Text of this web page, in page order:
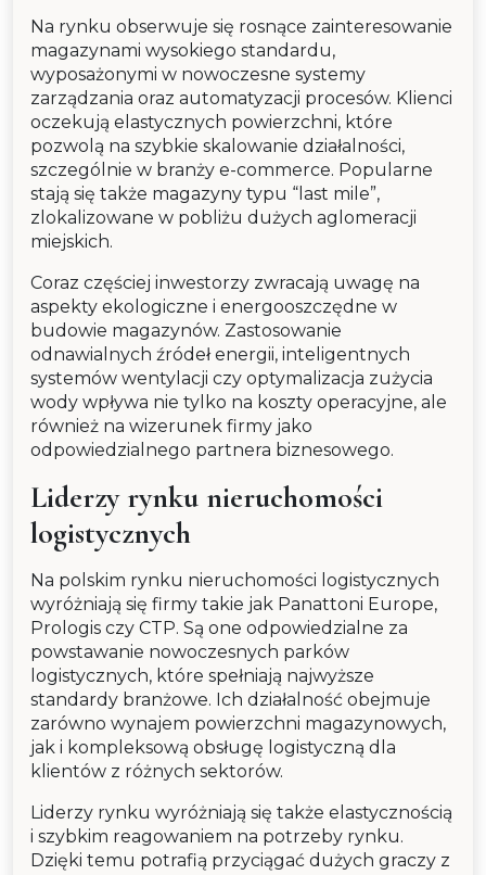
Na rynku obserwuje się rosnące zainteresowanie
magazynami wysokiego standardu,
wyposażonymi w nowoczesne systemy
zarządzania oraz automatyzacji procesów. Klienci
oczekują elastycznych powierzchni, które
pozwolą na szybkie skalowanie działalności,
szczególnie w branży e-commerce. Popularne
stają się także magazyny typu “last mile”,
zlokalizowane w pobliżu dużych aglomeracji
miejskich.
Coraz częściej inwestorzy zwracają uwagę na
aspekty ekologiczne i energooszczędne w
budowie magazynów. Zastosowanie
odnawialnych źródeł energii, inteligentnych
systemów wentylacji czy optymalizacja zużycia
wody wpływa nie tylko na koszty operacyjne, ale
również na wizerunek firmy jako
odpowiedzialnego partnera biznesowego.
Liderzy rynku nieruchomości
logistycznych
Na polskim rynku nieruchomości logistycznych
wyróżniają się firmy takie jak Panattoni Europe,
Prologis czy CTP. Są one odpowiedzialne za
powstawanie nowoczesnych parków
logistycznych, które spełniają najwyższe
standardy branżowe. Ich działalność obejmuje
zarówno wynajem powierzchni magazynowych,
jak i kompleksową obsługę logistyczną dla
klientów z różnych sektorów.
Liderzy rynku wyróżniają się także elastycznością
i szybkim reagowaniem na potrzeby rynku.
Dzięki temu potrafią przyciągać dużych graczy z